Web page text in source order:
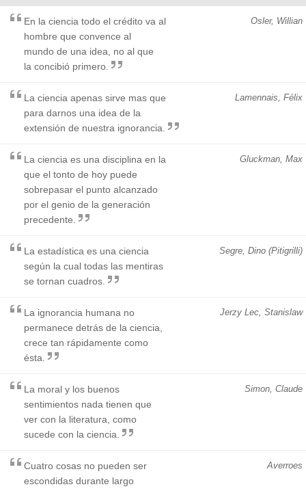
Osler, Willian
En la ciencia todo el crédito va al
hombre que convence al
mundo de una idea, no al que
la concibió primero.
Lamennais, Félix
La ciencia apenas sirve mas que
para darnos una idea de la
extensión de nuestra ignorancia.
Gluckman, Max
La ciencia es una disciplina en la
que el tonto de hoy puede
sobrepasar el punto alcanzado
por el genio de la generación
precedente.
Segre, Dino (Pitigrilli)
La estadística es una ciencia
según la cual todas las mentiras
se tornan cuadros.
Jerzy Lec, Stanislaw
La ignorancia humana no
permanece detrás de la ciencia,
crece tan rápidamente como
ésta.
Simon, Claude
La moral y los buenos
sentimientos nada tienen que
ver con la literatura, como
sucede con la ciencia.
Averroes
Cuatro cosas no pueden ser
escondidas durante largo